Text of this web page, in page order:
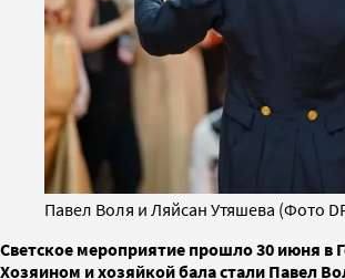
Павел Воля и Ляйсан Утяшева (Фото
Светское мероприятие прошло 30 июня в
Хозяином и хозяйкой бала стали Павел